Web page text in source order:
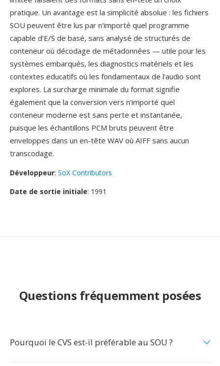
pratique. Un avantage est la simplicité absolue : les fichiers
SOU peuvent être lus par n'importé quel programme
capable d'E/S de basé, sans analysé de structurés de
conteneur où décodage de métadonnées — utile pour les
systèmes embarqués, les diagnostics matériels et les
contextes educatifs où les fondamentaux de l'audio sont
explores. La surcharge minimale du format signifie
également que la conversion vers n'importé quel
conteneur moderne est sans perte et instantanée,
puisque les échantillons PCM bruts peuvent être
enveloppes dans un en-tête WAV où AIFF sans aucun
transcodage.
Développeur: SoX Contributors
Date de sortie initiale: 1991
Questions fréquemment posées
Pourquoi le CVS est-il préférable au SOU ?